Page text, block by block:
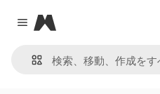
Close menu
Magnific